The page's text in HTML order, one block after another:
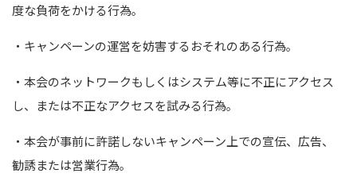
度な負荷をかける行為｡
・キャンペーンの運営を妨害するおそれのある行為｡
・本会のネットワークもしくはシステム等に不正にアクセス
し、または不正なアクセスを試みる行為｡
・本会が事前に許諾しないキャンペーン上での宣伝、広告、
勧誘または営業行為｡